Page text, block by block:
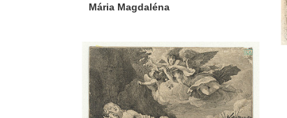
Mária Magdaléna